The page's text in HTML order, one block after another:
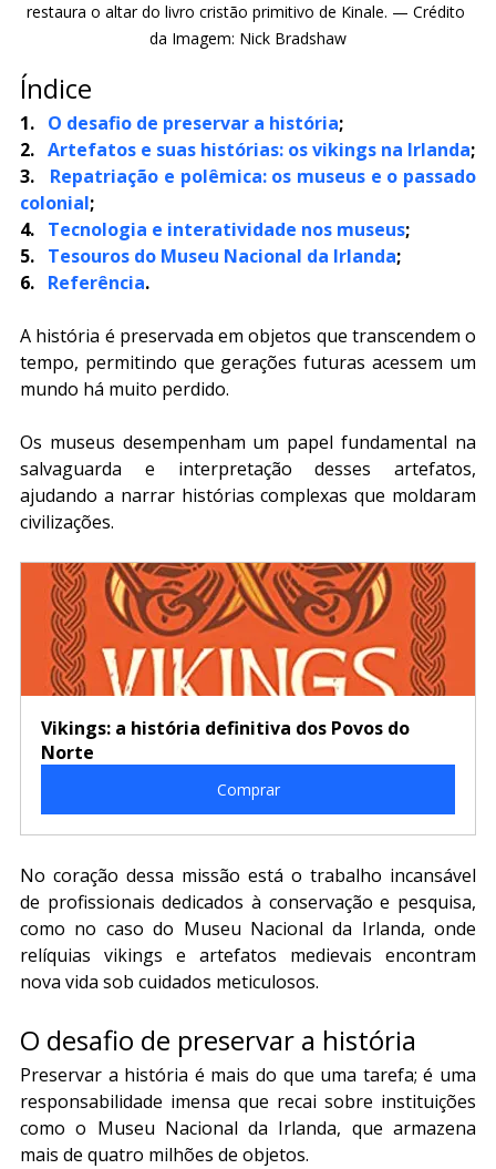
restaura o altar do livro cristão primitivo de Kinale. — Crédito
da Imagem: Nick Bradshaw
Índice
1. O desafio de preservar a história;
2. Artefatos e suas histórias: os vikings na Irlanda;
3. Repatriação e polêmica: os museus e o passado
colonial;
4. Tecnologia e interatividade nos museus;
5. Tesouros do Museu Nacional da Irlanda;
6. Referência.
A história é preservada em objetos que transcendem o
tempo, permitindo que gerações futuras acessem um
mundo há muito perdido.
Os museus desempenham um papel fundamental na
salvaguarda e interpretação desses artefatos,
ajudando a narrar histórias complexas que moldaram
civilizações.
Vikings: a história definitiva dos Povos do
Norte
Comprar
No coração dessa missão está o trabalho incansável
de profissionais dedicados à conservação e pesquisa,
como no caso do Museu Nacional da Irlanda, onde
relíquias vikings e artefatos medievais encontram
nova vida sob cuidados meticulosos.
O desafio de preservar a história
Preservar a história é mais do que uma tarefa; é uma
responsabilidade imensa que recai sobre instituições
como o Museu Nacional da Irlanda, que armazena
mais de quatro milhões de objetos.